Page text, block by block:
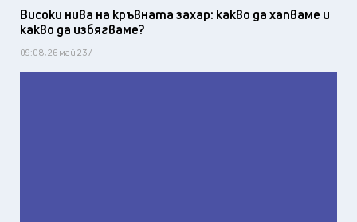
Високи нива на кръвната захар: какво да хапваме и
какво да избягваме?
09:08, 26 май 23 /